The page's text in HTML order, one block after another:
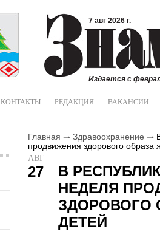
7 авг 2026 г.
Издается с
КОНТАКТЫ РЕДАКЦИЯ ВАКАНСИИ
Главная Здравоохранение
продвижения здорового образа
АВГ
27
В
НЕДЕЛЯ
ЗДОРОВОГО
ДЕТЕЙ